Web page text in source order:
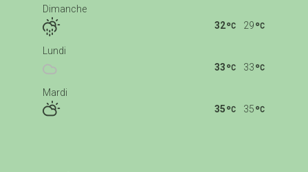
Dimanche
29
32
Lundi
33
33
Mardi
35
35